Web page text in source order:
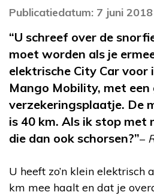
Publicatiedatum: 7 juni 2018
“U schreef over de
moet worden als je
elektrische City Car voor
Mango Mobility, met een
verzekeringsplaatje. De
is 40 km. Als ik stop met
die dan ook schorsen?”–
U heeft zo’n klein elektrisch
km mee haalt en dat je